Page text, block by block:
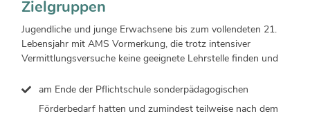
Zielgruppen
Jugendliche und junge Erwachsene bis zum vollendeten 21.
Lebensjahr mit AMS Vormerkung, die trotz intensiver
Vermittlungsversuche keine geeignete Lehrstelle finden und
am Ende der Pflichtschule sonderpädagogischen
Förderbedarf hatten und zumindest teilweise nach dem